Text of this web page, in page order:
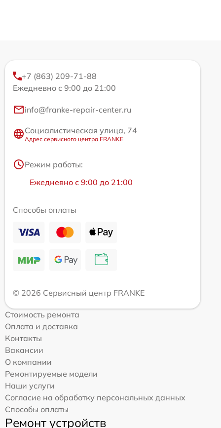
+7 (863) 209-71-88
Ежедневно с 9:00 до 21:00
info@franke-repair-center.ru
Социалистическая улица, 74
Адрес сервисного центра FRANKE
Режим работы:
Ежедневно с 9:00 до 21:00
Способы оплаты
© 2026 Сервисный центр FRANKE
Стоимость ремонта
Оплата и доставка
Контакты
Вакансии
О компании
Ремонтируемые модели
Наши услуги
Согласие на обработку персональных данных
Способы оплаты
Ремонт устройств